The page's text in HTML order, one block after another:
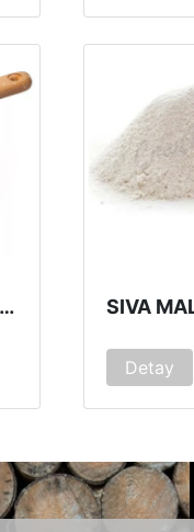
ALÇI MALZEMELERI
Detay